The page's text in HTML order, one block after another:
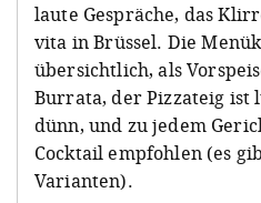
laute Gespräche, das
vita in Brüssel. Die
übersichtlich, als
Burrata, der Pizzateig ist
dünn, und zu jedem
Cocktail empfohlen (es
Varianten).